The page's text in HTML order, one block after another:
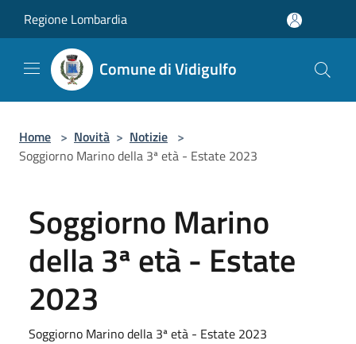
Regione Lombardia
Comune di Vidigulfo
Home > Novità > Notizie >
Soggiorno Marino della 3ª età - Estate 2023
Soggiorno Marino
della 3ª età - Estate
2023
Soggiorno Marino della 3ª età - Estate 2023